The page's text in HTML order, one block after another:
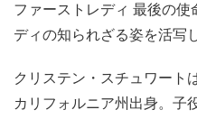
ファーストレディ 最後の
ディの知られざる姿を活写
クリステン・スチュワート
カリフォルニア州出身。子